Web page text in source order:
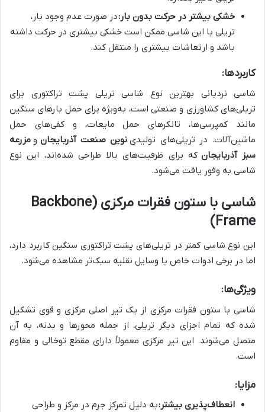
خشکی بیشتر در حرکت بدون بار:در صورت عدم وجود بار،
تریلی با این شاسی ممکن است خشکی بیشتری در حرکت داشته
باشد و ارتعاشات بیشتری را منتقل کند.
کاربردها:
شاسی نردبانی بهترین نوع شاسی تریلی پشت تراکتوری برای
تریلی‌های کشاورزی و صنعتی است، به‌ویژه برای حمل بارهای سنگین
مانند کمپرسی‌ها، تانکرهای حمل مایعات، و کفی‌های حمل
ماشین‌آلات. در تریلی‌های تولیدی نوین صنعت آذربایجان و مزرعه
سبز آذربایجان که برای ظرفیت‌های بالا طراحی شده‌اند، این نوع
شاسی به وفور یافت می‌شود.
شاسی با ستون فقرات مرکزی (Backbone
Frame)
این نوع شاسی کمتر در تریلی‌های پشت تراکتوری سنگین کاربرد دارد،
اما در برخی ادوات خاص یا وسایل نقلیه سبک‌تر مشاهده می‌شود.
ویژگی‌ها:
شاسی با ستون فقرات مرکزی از یک تیر اصلی مرکزی و قوی تشکیل
شده که تمام اجزای دیگر تریلی، از جمله محورها و بدنه، به آن
متصل می‌شوند. این تیر مرکزی معمولاً دارای مقطع توخالی و مقاوم
است.
مزایا:
انعطاف‌پذیری بیشتر:به دلیل تمرکز جرم در مرکز و طراحی